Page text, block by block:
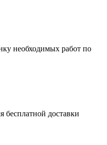
необходимых работ по
бесплатной доставки